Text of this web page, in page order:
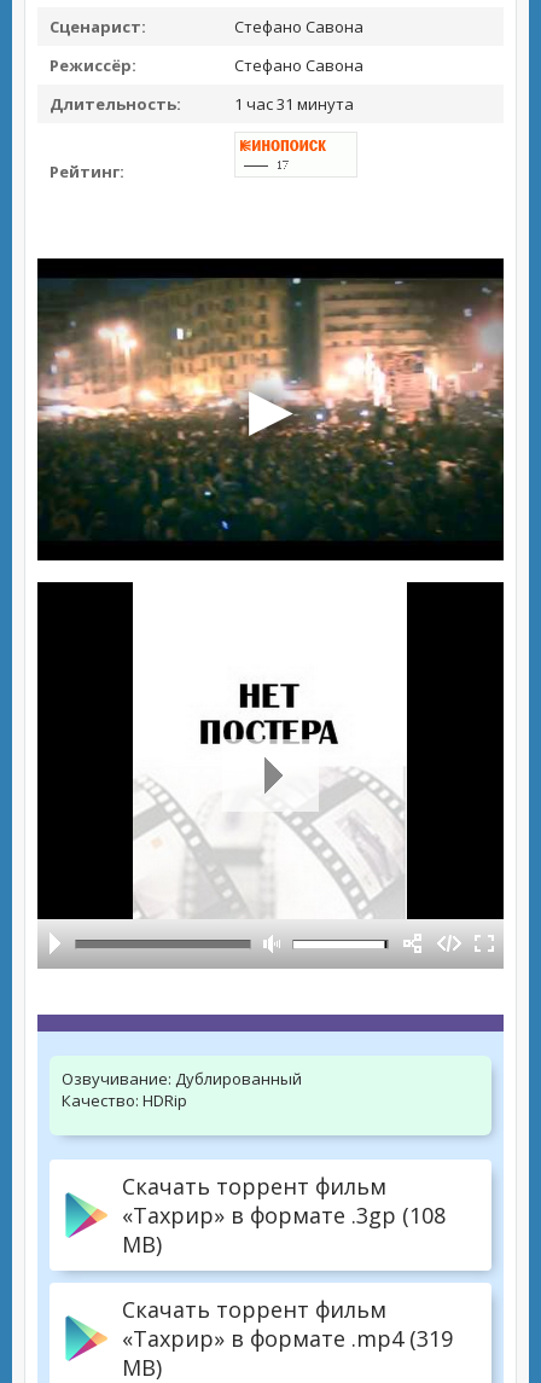
Сценарист:
Стефано Савона
Режиссёр:
Стефано Савона
Длительность:
1 час 31 минута
Рейтинг:
Озвучивание: Дублированный
Качество: HDRip
Скачать торрент фильм
«Тахрир» в формате .3gp (108
MB)
Скачать торрент фильм
«Тахрир» в формате .mp4 (319
MB)